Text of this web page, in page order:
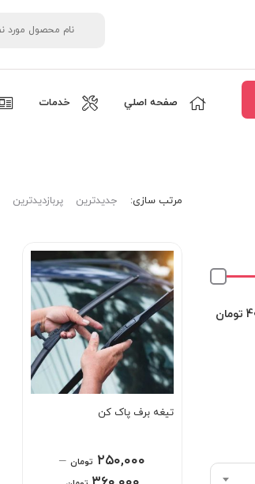
صفحه اصلي خدمات
مرتب‌ سازی: جدیدترین پربازدیدترین
تیغه برف پاک کن
۲۵۰,۰۰۰ تومان –